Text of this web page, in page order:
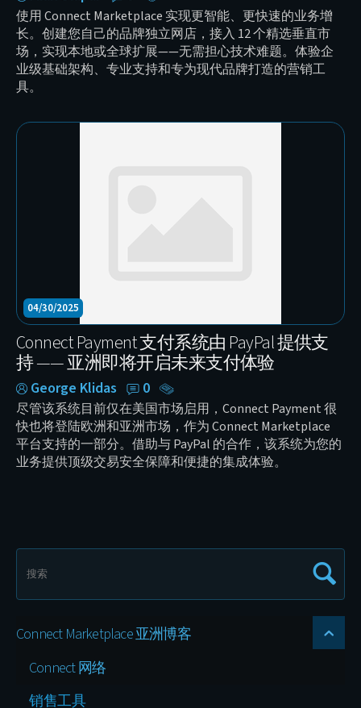
使用 Connect Marketplace 实现更智能、更快速的业务增
长。创建您自己的品牌独立网店，接入 12 个精选垂直市
场，实现本地或全球扩展——无需担心技术难题。体验企
业级基础架构、专业支持和专为现代品牌打造的营销工
具。
04/30/2025
Connect Payment 支付系统由 PayPal 提供支
持 —— 亚洲即将开启未来支付体验
George Klidas 0
尽管该系统目前仅在美国市场启用，Connect Payment 很
快也将登陆欧洲和亚洲市场，作为 Connect Marketplace
平台支持的一部分。借助与 PayPal 的合作，该系统为您的
业务提供顶级交易安全保障和便捷的集成体验。
Connect Marketplace 亚洲博客
Connect 网络
销售工具